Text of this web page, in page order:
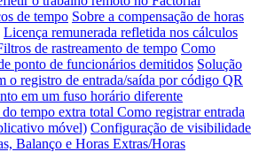
de tempo Sobre a compensação de horas
Licença remunerada refletida nos cálculos
de rastreamento de tempo Como
ponto de funcionários demitidos Solução
o registro de entrada/saída por código QR
em um fuso horário diferente
tempo extra total Como registrar entrada
móvel) Configuração de visibilidade
Balanço e Horas Extras/Horas